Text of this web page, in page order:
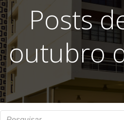
Posts
outubro